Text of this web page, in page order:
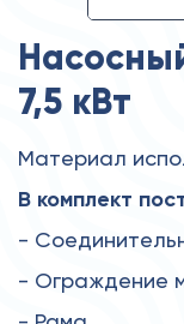
7,5 кВт
Материал
В комплект
-
- Ограждение